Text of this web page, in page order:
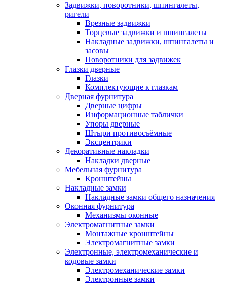
Задвижки, поворотники, шпингалеты,
ригели
Врезные задвижки
Торцевые задвижки и шпингалеты
Накладные задвижки, шпингалеты и
засовы
Поворотники для задвижек
Глазки дверные
Глазки
Комплектующие к глазкам
Дверная фурнитура
Дверные цифры
Информационные таблички
Упоры дверные
Штыри противосъёмные
Эксцентрики
Декоративные накладки
Накладки дверные
Мебельная фурнитура
Кронштейны
Накладные замки
Накладные замки общего назначения
Оконная фурнитура
Механизмы оконные
Электромагнитные замки
Монтажные кронштейны
Электромагнитные замки
Электронные, электромеханические и
кодовые замки
Электромеханические замки
Электронные замки